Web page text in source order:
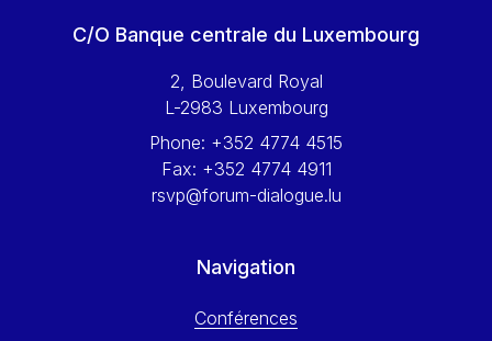
Wolfgang Ketterle
Yossi Beillin
Yves FRANCHET
C/O Banque centrale du Luxembourg
2, Boulevard Royal
L-2983 Luxembourg
Phone: +352 4774 4515
Fax: +352 4774 4911
rsvp@forum-dialogue.lu
Navigation
Conférences